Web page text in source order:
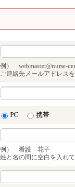
例） webmaster@nurse-
ご連絡先メールアドレス
PC 携帯
例） 看護 花子
姓と名の間に空白を入れ